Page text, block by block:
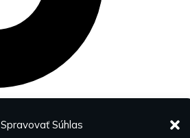
Spravovať Súhlas